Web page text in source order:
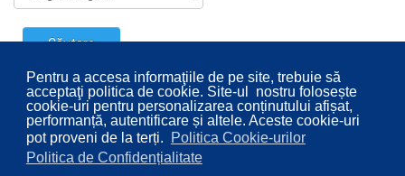
Pentru a accesa informaţiile de pe site, trebuie să
acceptaţi politica de cookie. Site-ul nostru folosește
cookie-uri pentru personalizarea conținutului afișat,
performanță, autentificare și altele. Aceste cookie-uri
pot proveni de la terți.
Politica Cookie-urilor
Politica de Confidențialitate
© 2026 Consiliul Local al Sectorului 2 București. Designed By